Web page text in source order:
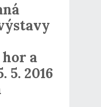
a
5. 2016